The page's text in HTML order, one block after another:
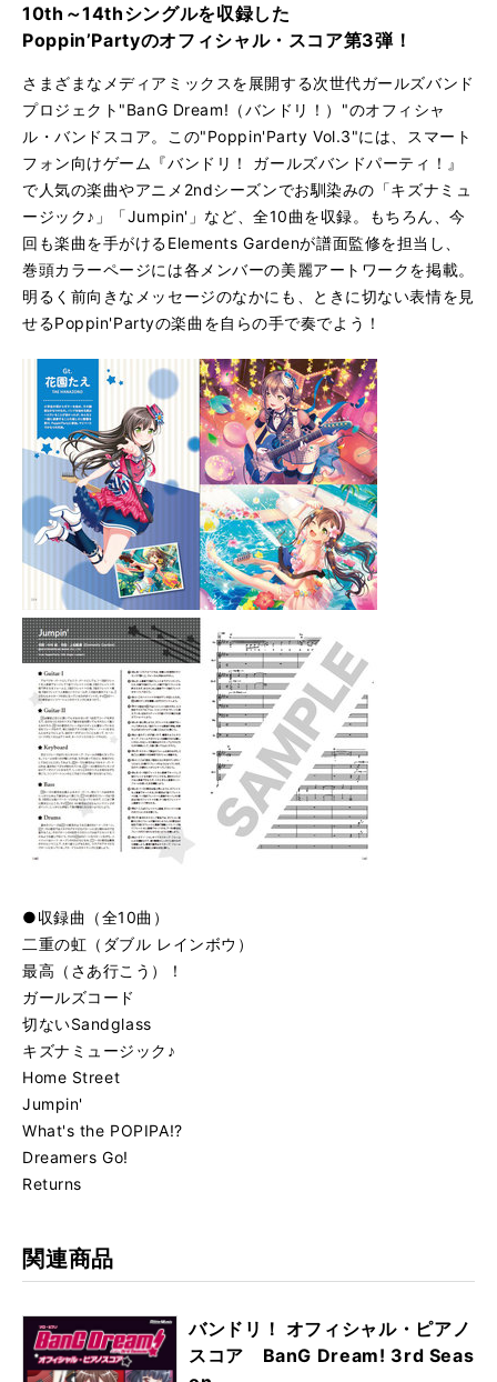
10th～14thシングルを収録した
Poppin’Partyのオフィシャル・スコア第3弾！
さまざまなメディアミックスを展開する次世代ガールズバンド
プロジェクト"BanG Dream!（バンドリ！）"のオフィシャ
ル・バンドスコア。この"Poppin'Party Vol.3"には、スマート
フォン向けゲーム『バンドリ！ ガールズバンドパーティ！』
で人気の楽曲やアニメ2ndシーズンでお馴染みの「キズナミュ
ージック♪」「Jumpin'」など、全10曲を収録。もちろん、今
回も楽曲を手がけるElements Gardenが譜面監修を担当し、
巻頭カラーページには各メンバーの美麗アートワークを掲載。
明るく前向きなメッセージのなかにも、ときに切ない表情を見
せるPoppin'Partyの楽曲を自らの手で奏でよう！
●収録曲（全10曲）
二重の虹（ダブル レインボウ）
最高（さあ行こう）！
ガールズコード
切ないSandglass
キズナミュージック♪
Home Street
Jumpin'
What's the POPIPA!?
Dreamers Go!
Returns
関連商品
バンドリ！ オフィシャル・ピアノ
スコア BanG Dream! 3rd Seas